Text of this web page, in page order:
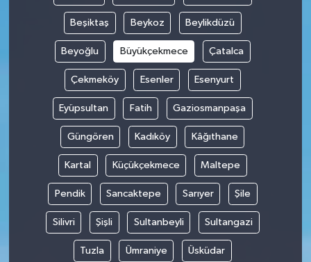
Beşiktaş Beykoz Beylikdüzü
Beyoğlu Büyükçekmece Çatalca
Çekmeköy Esenler Esenyurt
Eyüpsultan Fatih Gaziosmanpaşa
Güngören Kadıköy Kâğıthane
Kartal Küçükçekmece Maltepe
Pendik Sancaktepe Sarıyer Şile
Silivri Şişli Sultanbeyli Sultangazi
Tuzla Ümraniye Üsküdar